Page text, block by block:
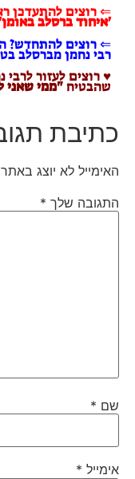
⇐ רוצים להתעדכן
'איחוד ברסלב
⇐ רוצים להתחדש?
רבי נחמן מברסלב
♥ רוצים לעזור לרבי
שהבטיח"ממי שאני
כתיבת
האימייל לא יוצג
התגובה שלך *
שם *
אימייל *